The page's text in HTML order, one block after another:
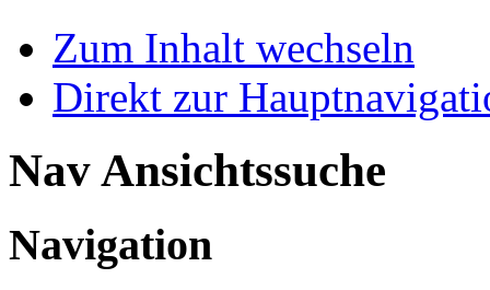
Zum Inhalt wechseln
Direkt zur
Nav Ansichtssuche
Navigation